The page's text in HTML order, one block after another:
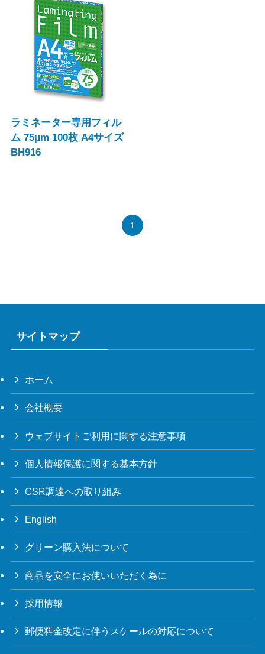
ラミネーター専用フィル
ム 75μm 100枚 A4サイズ
BH916
1
サイトマップ
ホーム
会社概要
ウェブサイトご利用に関する注意事項
個人情報保護に関する基本方針
CSR調達への取り組み
English
グリーン購入法について
商品を安全にお使いいただく為に
採用情報
郵便料金改定に伴うスケールの対応について